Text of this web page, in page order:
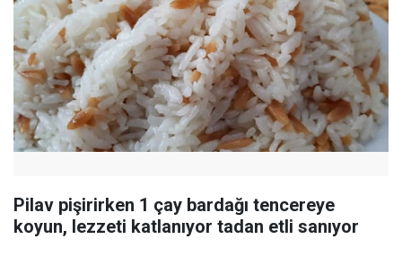
Pilav pişirirken 1 çay bardağı tencereye
koyun, lezzeti katlanıyor tadan etli sanıyor